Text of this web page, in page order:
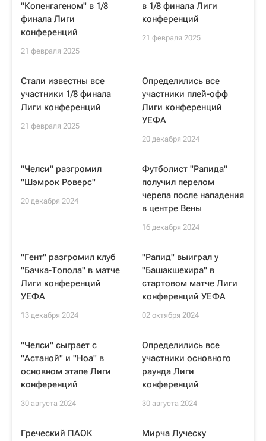
"Копенгагеном" в 1/8
финала Лиги
конференций
21 февраля 2025
в 1/8 финала Лиги
конференций
21 февраля 2025
Стали известны все
участники 1/8 финала
Лиги конференций
21 февраля 2025
Определились все
участники плей-офф
Лиги конференций
УЕФА
20 декабря 2024
"Челси" разгромил
"Шэмрок Роверс"
20 декабря 2024
Футболист "Рапида"
получил перелом
черепа после нападения
в центре Вены
16 декабря 2024
"Гент" разгромил клуб
"Бачка-Топола" в матче
Лиги конференций
УЕФА
13 декабря 2024
"Рапид" выиграл у
"Башакшехира" в
стартовом матче Лиги
конференций УЕФА
02 октября 2024
"Челси" сыграет с
"Астаной" и "Ноа" в
основном этапе Лиги
конференций
30 августа 2024
Определились все
участники основного
раунда Лиги
конференций
30 августа 2024
Греческий ПАОК
Мирча Луческу